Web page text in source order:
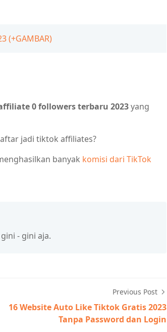
(+GAMBAR)
0 followers terbaru 2023yang
jadi tiktok affiliates?
banyak komisi dari TikTok
- gini aja.
Previous Post
16 Website Auto Like Tiktok Gratis 2023
Tanpa Password dan Login